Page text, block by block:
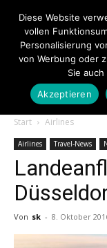
Start Airlines
Airlines Travel-News
Von sk - 8. Oktober
Diese Website
vollen
Personalisierung
von Werbung oder
Sie
Akzeptieren